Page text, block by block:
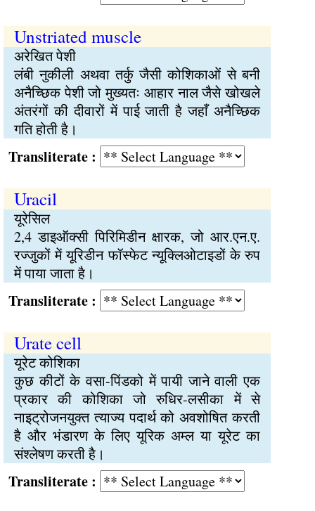
Unstriated muscle
अरेखित पेशी
लंबी नुकीली अथवा तर्कु जैसी कोशिकाओं से बनी
अनैच्छिक पेशी जो मुख्यतः आहार नाल जैसे खोखले
अंतरंगों की दीवारों में पाई जाती है जहाँ अनैच्छिक
गति होती है।
:
Uracil
यूरेसिल
2,4 डाइऑक्सी पिरिमिडीन क्षारक, जो आर.एन.ए.
रज्जुकों में यूरिडीन फॉस्फेट न्यूक्लिओटाइडों के रुप
में पाया जाता है।
:
Urate cell
यूरेट कोशिका
कुछ कीटों के वसा-पिंडको में पायी जाने वाली एक
प्रकार की कोशिका जो रुधिर-लसीका में से
नाइट्रोजनयुक्त त्याज्य पदार्थ को अवशोषित करती
है और भंडारण के लिए यूरिक अम्ल या यूरेट का
संश्लेषण करती है।
: